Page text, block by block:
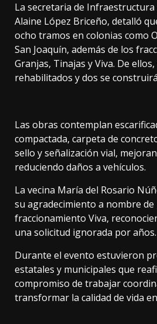
La secretaria de
Alaine López Briceño, detalló
ocho tramos en colonias como
San Joaquín, además de los
Granjas, Tinajas y Viva. De
rehabilitados y dos se
Las obras contemplan
compactada, carpeta de
sello y señalización vial,
reduciendo daños a vehículos.
La vecina María del Rosario
su agradecimiento a nombre
fraccionamiento Viva,
una solicitud ignorada por años.
Durante el evento estuvieron
estatales y municipales que
compromiso de trabajar
transformar la calidad de vida